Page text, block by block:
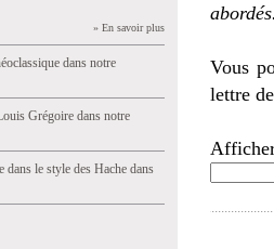
» En savoir plus
dans notre
Grégoire dans notre
le style des Hache dans
Vous
lettre